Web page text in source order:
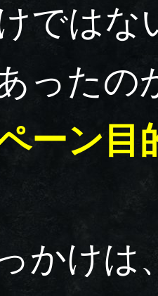
ではな
ったの
ーン目
けは